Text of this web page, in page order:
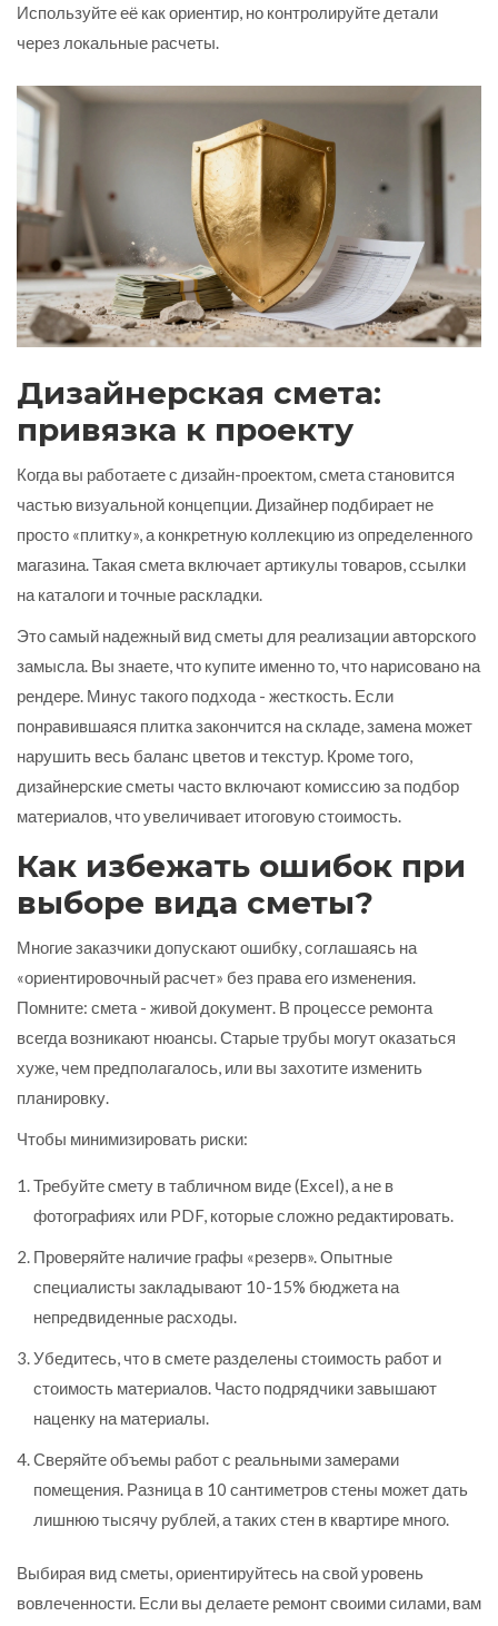
Используйте её как ориентир, но контролируйте детали
через локальные расчеты.
Дизайнерская смета:
привязка к проекту
Когда вы работаете с дизайн-проектом, смета становится
частью визуальной концепции. Дизайнер подбирает не
просто «плитку», а конкретную коллекцию из определенного
магазина. Такая смета включает артикулы товаров, ссылки
на каталоги и точные раскладки.
Это самый надежный вид сметы для реализации авторского
замысла. Вы знаете, что купите именно то, что нарисовано на
рендере. Минус такого подхода - жесткость. Если
понравившаяся плитка закончится на складе, замена может
нарушить весь баланс цветов и текстур. Кроме того,
дизайнерские сметы часто включают комиссию за подбор
материалов, что увеличивает итоговую стоимость.
Как избежать ошибок при
выборе вида сметы?
Многие заказчики допускают ошибку, соглашаясь на
«ориентировочный расчет» без права его изменения.
Помните: смета - живой документ. В процессе ремонта
всегда возникают нюансы. Старые трубы могут оказаться
хуже, чем предполагалось, или вы захотите изменить
планировку.
Чтобы минимизировать риски:
Требуйте смету в табличном виде (Excel), а не в
фотографиях или PDF, которые сложно редактировать.
Проверяйте наличие графы «резерв». Опытные
специалисты закладывают 10-15% бюджета на
непредвиденные расходы.
Убедитесь, что в смете разделены стоимость работ и
стоимость материалов. Часто подрядчики завышают
наценку на материалы.
Сверяйте объемы работ с реальными замерами
помещения. Разница в 10 сантиметров стены может дать
лишнюю тысячу рублей, а таких стен в квартире много.
Выбирая вид сметы, ориентируйтесь на свой уровень
вовлеченности. Если вы делаете ремонт своими силами, вам